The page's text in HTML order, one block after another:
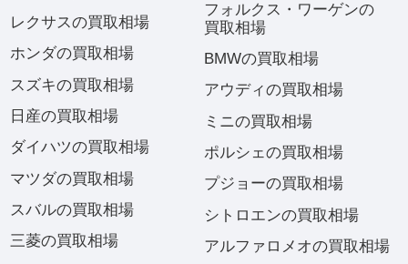
レクサスの買取相場
ホンダの買取相場
スズキの買取相場
日産の買取相場
ダイハツの買取相場
マツダの買取相場
スバルの買取相場
三菱の買取相場
フォルクス・ワーゲンの
買取相場
BMWの買取相場
アウディの買取相場
ミニの買取相場
ポルシェの買取相場
プジョーの買取相場
シトロエンの買取相場
アルファロメオの買取相場